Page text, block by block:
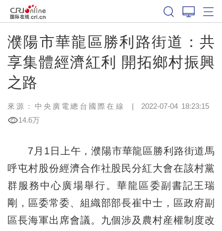
濮陽市華龍區勝利路街道：共
享集體經濟紅利 開拓鄉村振興
之路
來源：中央廣電總台國際在線 | 2022-07-04 18:23:15
14.6万
7月1日上午，濮陽市華龍區勝利路街道馬
呼屯村股份經濟合作社股民分紅大會在該村黨
群服務中心廣場舉行。華龍區委副書記王瑞
剛，區委常委、組織部部長崔中士，區政府副
區長海軍出席會議。九個涉及農村産權制度改